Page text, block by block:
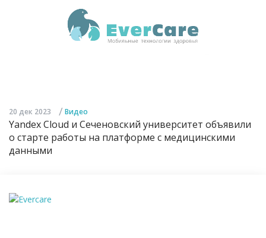
20 дек 2023 / Видео
Yandex Cloud и Сеченовский университет объявили
о старте работы на платформе с медицинскими
данными